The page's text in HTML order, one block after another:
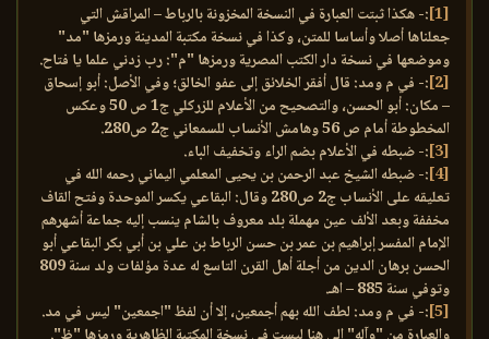
[1] :- هكذا ثبتت العبارة في النسخة المخزونة بالرباط – المراقش التي
جعلناها أصلا وأساسا للمتن، وكذا في نسخة مكتبة المدينة ورمزها "مد"
وموضعها في نسخة دار الكتب المصرية ورمزها "م": رب زدني علما يا فتاح.
[2] :- في م ومد: قال أفقر الخلائق إلى عفو الخالق؛ وفي الأصل: أبو إسحاق
– مكان: أبو الحسن، والتصحيح من الأعلام للزركلي ج1 ص 50 وعكس
المخطوطة أمام ص 56 وهامش الأنساب للسمعاني ج2 ص280.
[3] :- ضبطه في الأعلام بضم الراء وتخفيف الباء.
[4] :- ضبطه الشيخ عبد الرحمن بن يحيى المعلمي اليماني رحمه الله في
تعليقه على الأنساب ج2 ص280 وقال: البقاعي يكسر الموحدة وفتح القاف
مخففة وبعد الألف عين مهملة بلد معروف بالشام ينسب إليه جماعة أشهرهم
الإمام المفسر إبراهيم بن عمر بن حسن الرباط بن علي بن أبي بكر البقاعي أبو
الحسن برهان الدين من أجلة أهل القرن التاسع له عدة مؤلفات ولد سنة 809
وتوفي سنة 885 – اهـ.
[5] :- في م ومد: لطف الله بهم أجمعين، إلا أن لفظ "اجمعين" ليس في مد.